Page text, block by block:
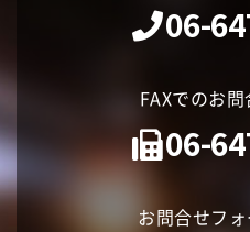
06-
FAXでのお
06-
お問合せフ